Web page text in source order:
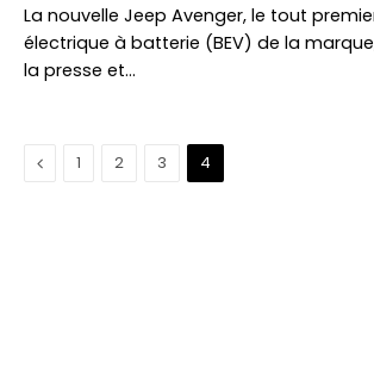
La nouvelle Jeep Avenger, le tout
électrique à batterie (BEV) de la
la presse et…
Précédent
1 2 3 4